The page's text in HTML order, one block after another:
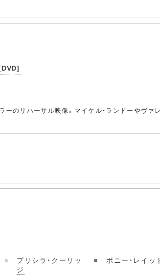
のリハーサル映像。マイケル・ランドーやヴァ
プリシラ・クーリッ
ジ
ボニー・レイッ